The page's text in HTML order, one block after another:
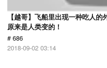
【越哥】飞船里出现一种吃人
原来是人类变的！
# 686
2018-09-02 03:14